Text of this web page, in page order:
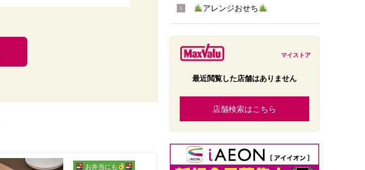
お弁当にも
アレンジおせち
マイストア
最近閲覧した店舗はありません
店舗検索はこちら